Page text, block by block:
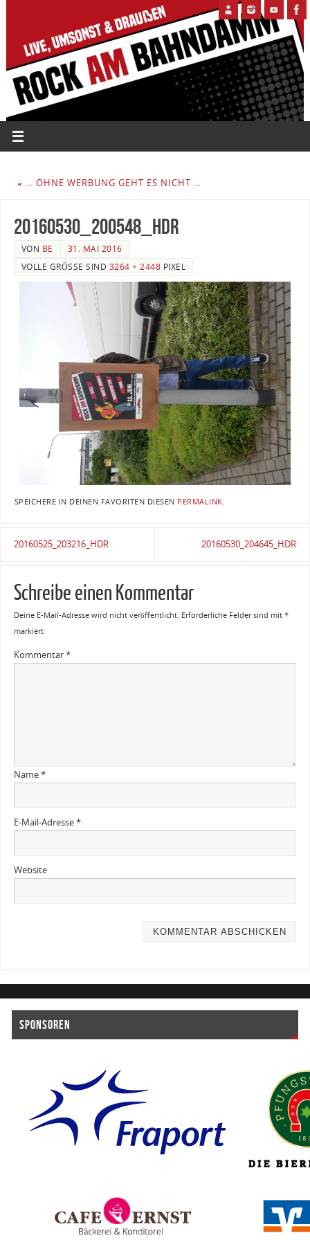
« … OHNE WERBUNG GEHT ES NICHT …
20160530_200548_HDR
VON BE
31. MAI 2016
VOLLE GRÖSSE SIND 3264 × 2448 PIXEL
SPEICHERE IN DEINEN FAVORITEN DIESEN PERMALINK.
20160525_203216_HDR 20160530_204645_HDR
Schreibe einen Kommentar
Deine E-Mail-Adresse wird nicht veröffentlicht. Erforderliche Felder sind mit *
markiert
Kommentar*
Name*
E-Mail-Adresse*
Website
SPONSOREN